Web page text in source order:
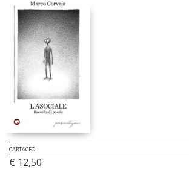
CARTACEO
€ 12,50